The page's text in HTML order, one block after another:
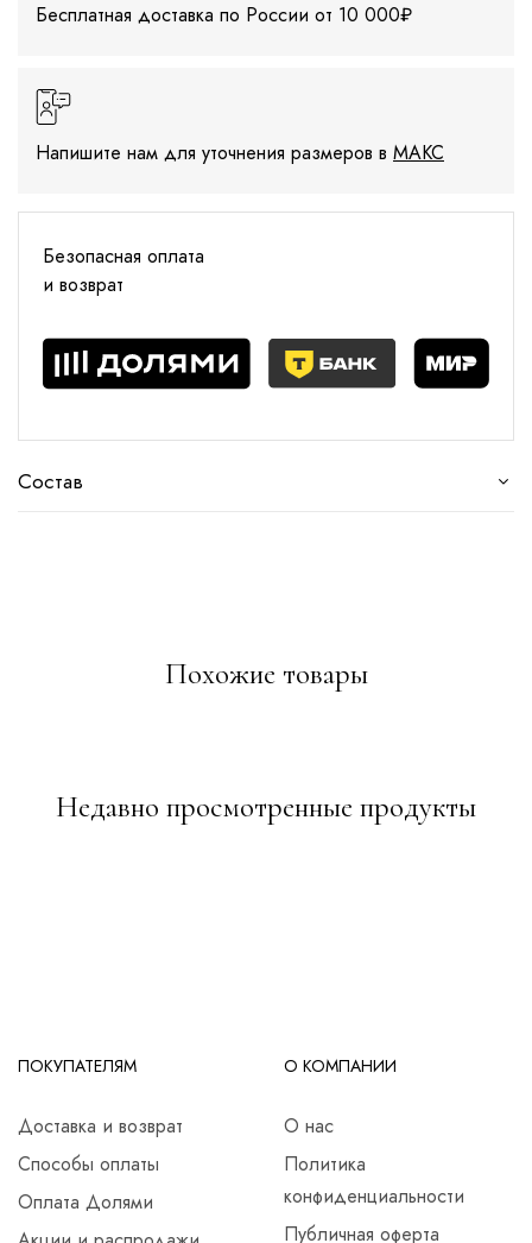
Бесплатная доставка по России от 10 000₽
Напишите нам для уточнения размеров в МАКС
Безопасная оплата
и возврат
Состав
Похожие товары
Недавно просмотренные продукты
ПОКУПАТЕЛЯМ
Доставка и возврат
Способы оплаты
Оплата Долями
О КОМПАНИИ
О нас
Политика
конфиденциальности
Публичная оферта